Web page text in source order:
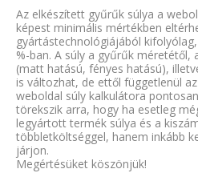
Az elkészített gyűrűk súlya a
képest minimális mértékben
gyártástechnológiájából
%-ban. A súly a gyűrűk méretétől,
(matt hatású, fényes hatású),
is változhat, de ettől függetlenül
weboldal súly kalkulátora
törekszik arra, hogy ha esetleg
legyártott termék súlya és a
többletköltséggel, hanem inkább
járjon.
Megértésüket köszönjük!